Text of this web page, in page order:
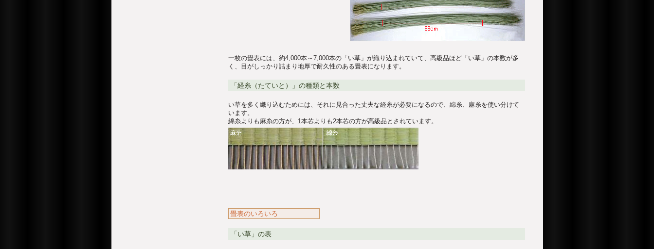
一枚の畳表には、約4,000本～7,000本の「い草」が織り込まれていて、高級品ほど「い草」の本数が多
く、目がしっかり詰まり地厚で耐久性のある畳表になります。
「経糸（たていと）」の種類と本数
い草を多く織り込むためには、それに見合った丈夫な経糸が必要になるので、綿糸、麻糸を使い分けて
います。
綿糸よりも麻糸の方が、1本芯よりも2本芯の方が高級品とされています。
畳表のいろいろ
「い草」の表